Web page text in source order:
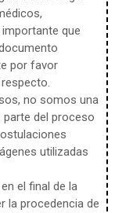
que
por favor
no somos una
del proceso
utilizadas
el final de la
la procedencia de